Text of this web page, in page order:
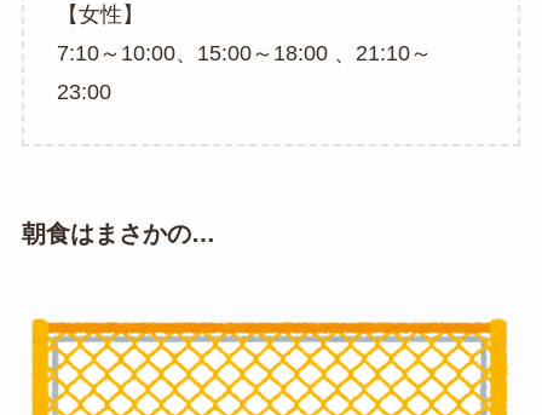
【女性】
7:10～10:00、15:00～18:00 、21:10～
23:00
朝食はまさかの…